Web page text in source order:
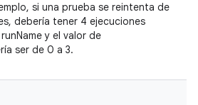
si una prueba se reintenta de
debería tener 4 ejecuciones
y el valor de
ser de 0 a 3.